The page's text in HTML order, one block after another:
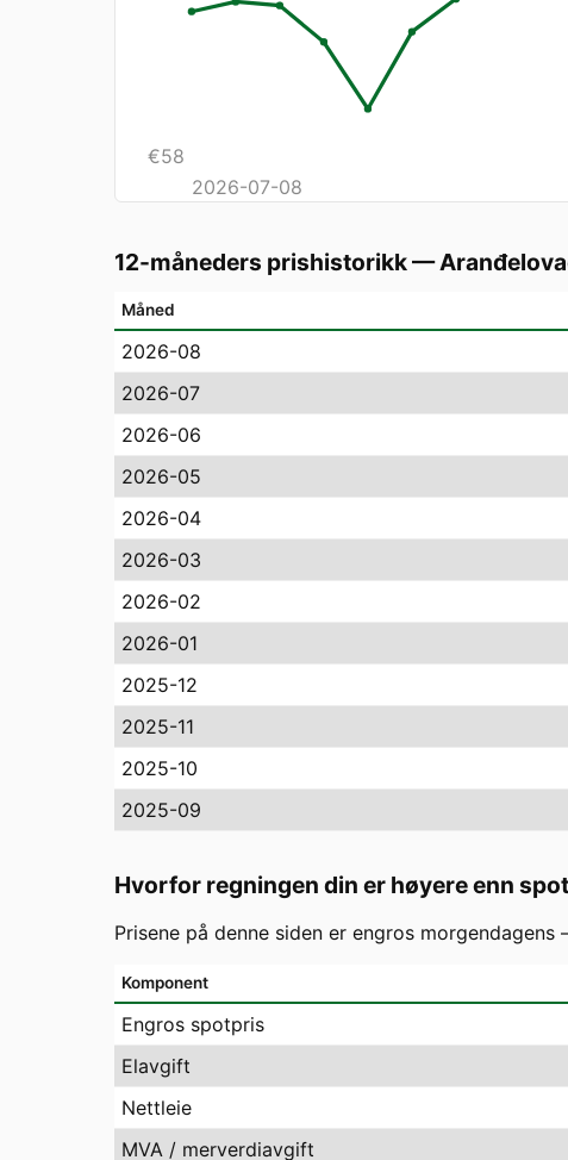
€58
2026-07-08
12-måneders prishistorikk—
Måned
2026-08
2026-07
2026-06
2026-05
2026-04
2026-03
2026-02
2026-01
2025-12
2025-11
2025-10
2025-09
Hvorfor regningen din er høyere enn
Prisene på denne siden er engros
Komponent
Engros spotpris
Elavgift
Nettleie
MVA / merverdiavgift